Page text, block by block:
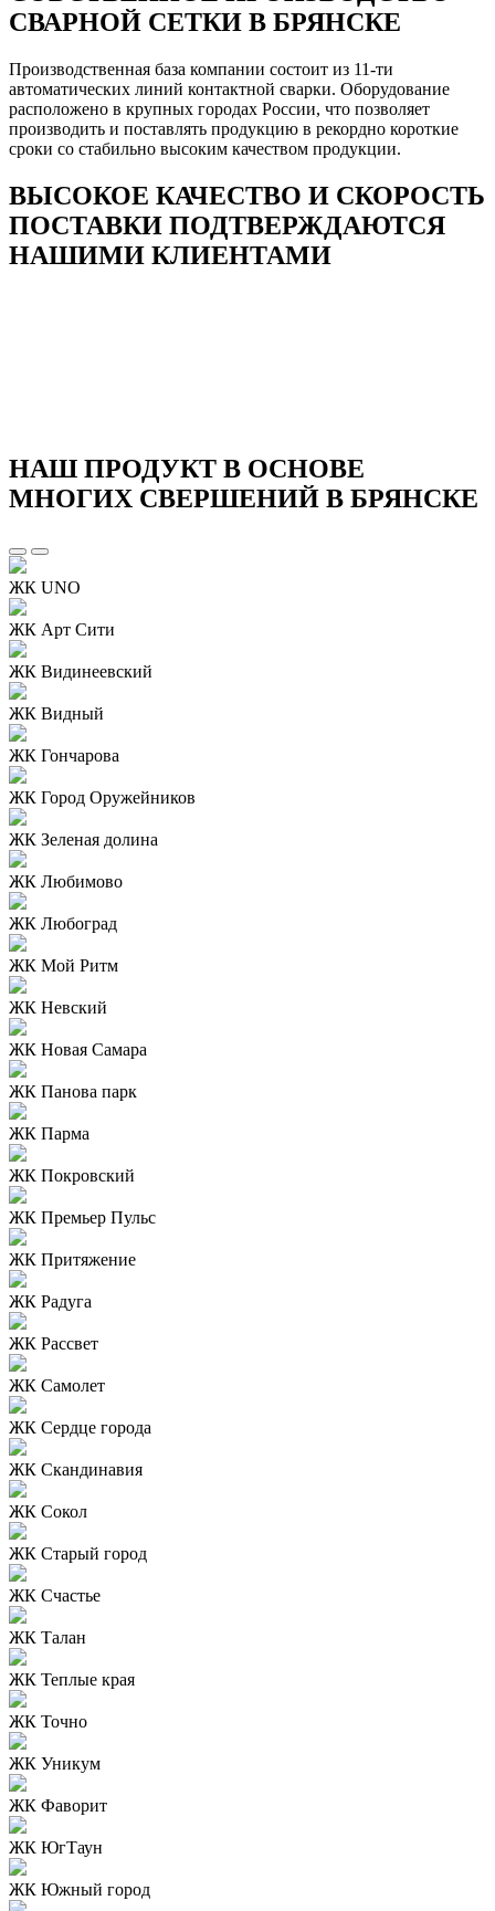
СВАРНОЙ СЕТКИ В БРЯНСКЕ
Производственная база компании состоит из 11-ти
автоматических линий контактной сварки. Оборудование
расположено в крупных городах России, что позволяет
производить и поставлять продукцию в рекордно короткие
сроки со стабильно высоким качеством продукции.
ВЫСОКОЕ КАЧЕСТВО И СКОРОСТЬ
ПОСТАВКИ ПОДТВЕРЖДАЮТСЯ
НАШИМИ КЛИЕНТАМИ
НАШ ПРОДУКТ В ОСНОВЕ
МНОГИХ СВЕРШЕНИЙ В БРЯНСКЕ
ЖК UNO
ЖК Арт Сити
ЖК Видинеевский
ЖК Видный
ЖК Гончарова
ЖК Город Оружейников
ЖК Зеленая долина
ЖК Любимово
ЖК Любоград
ЖК Мой Ритм
ЖК Невский
ЖК Новая Самара
ЖК Панова парк
ЖК Парма
ЖК Покровский
ЖК Премьер Пульс
ЖК Притяжение
ЖК Радуга
ЖК Рассвет
ЖК Самолет
ЖК Сердце города
ЖК Скандинавия
ЖК Сокол
ЖК Старый город
ЖК Счастье
ЖК Талан
ЖК Теплые края
ЖК Точно
ЖК Уникум
ЖК Фаворит
ЖК ЮгТаун
ЖК Южный город